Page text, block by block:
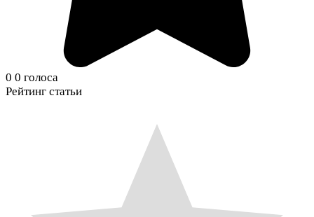
0 0 голоса
Рейтинг статьи